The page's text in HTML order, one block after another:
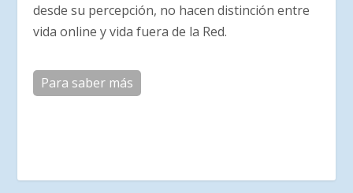
desde su percepción, no hacen distinción entre
vida online y vida fuera de la Red.
Para saber más